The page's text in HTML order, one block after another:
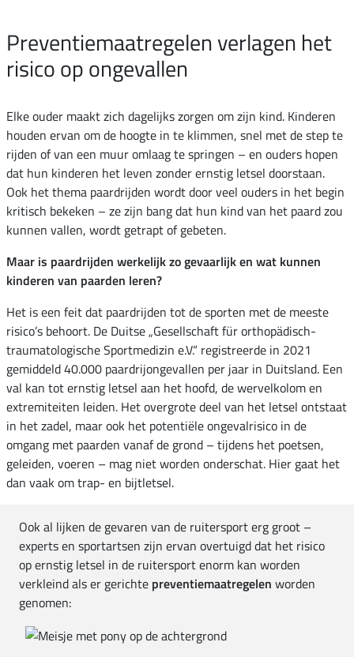
Preventiemaatregelen verlagen het
risico op ongevallen
Elke ouder maakt zich dagelijks zorgen om zijn kind. Kinderen
houden ervan om de hoogte in te klimmen, snel met de step te
rijden of van een muur omlaag te springen – en ouders hopen
dat hun kinderen het leven zonder ernstig letsel doorstaan.
Ook het thema paardrijden wordt door veel ouders in het begin
kritisch bekeken – ze zijn bang dat hun kind van het paard zou
kunnen vallen, wordt getrapt of gebeten.
Maar is paardrijden werkelijk zo gevaarlijk en wat kunnen
kinderen van paarden leren?
Het is een feit dat paardrijden tot de sporten met de meeste
risico’s behoort. De Duitse „Gesellschaft für orthopädisch-
traumatologische Sportmedizin e.V.“ registreerde in 2021
gemiddeld 40.000 paardrijongevallen per jaar in Duitsland. Een
val kan tot ernstig letsel aan het hoofd, de wervelkolom en
extremiteiten leiden. Het overgrote deel van het letsel ontstaat
in het zadel, maar ook het potentiële ongevalrisico in de
omgang met paarden vanaf de grond – tijdens het poetsen,
geleiden, voeren – mag niet worden onderschat. Hier gaat het
dan vaak om trap- en bijtletsel.
Ook al lijken de gevaren van de ruitersport erg groot –
experts en sportartsen zijn ervan overtuigd dat het risico
op ernstig letsel in de ruitersport enorm kan worden
verkleind als er gerichte preventiemaatregelen worden
genomen: